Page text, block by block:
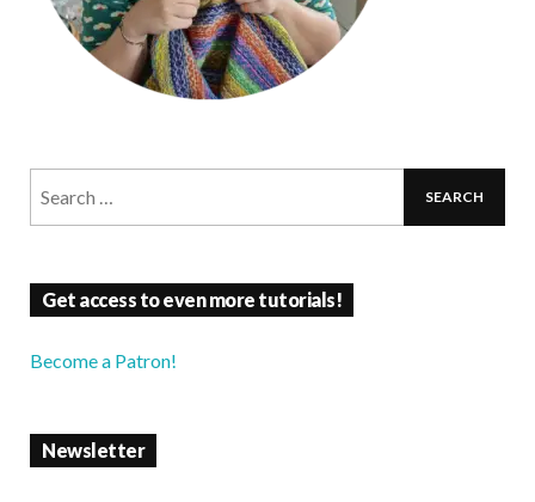
Get access to even more tutorials!
Become a Patron!
Newsletter